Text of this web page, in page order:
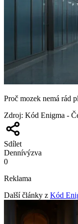
Proč mozek nemá rád
Zdroj: Kód Enigma -
Sdílet
Dennívýzva
0
Reklama
Další články z Kód